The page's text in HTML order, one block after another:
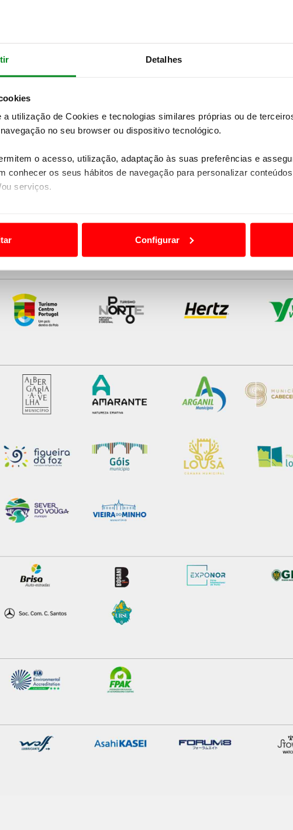
Detalhes
a utilização de Cookies e tecnologias similares próprias ou de
no seu browser ou dispositivo tecnológico.
o acesso, utilização, adaptação às suas preferências e
conhecer os seus hábitos de navegação para personalizar
serviços.
melhorar a sua experiência digital, personalizar conteúdos e
sociais, bem como para analisar dados de navegação no nosso
informação, relativa à sua utilização do nosso site de
e em países terceiros.
tal se afigure estritamente necessário no contexto dos serviços a
de certo tipo de Cookies e tecnologias similares pode ter
e nos serviços disponibilizados.
Configurar
(Ford Fiesta Rally3) continued his winning streak
12th and penultimate round of the WRC, taking